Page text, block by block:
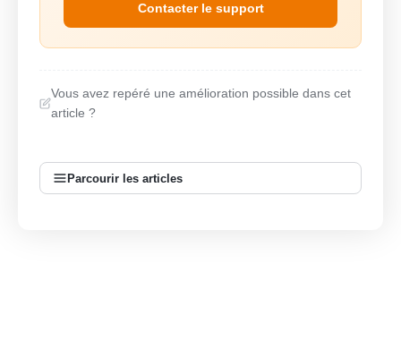
Contacter le support
Vous avez repéré une amélioration possible dans cet
article ?
Parcourir les articles